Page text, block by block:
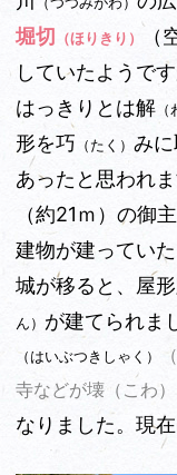
堀切
（ほりきり） （
していたようで
はっきりとは解
形を巧 （たく） み
あったと思われ
（約21ｍ）の御
建物が建ってい
城が移ると、屋
ん） が建てられま
（はいぶつきしゃく）
寺などが壊 （こわ）
なりました。現